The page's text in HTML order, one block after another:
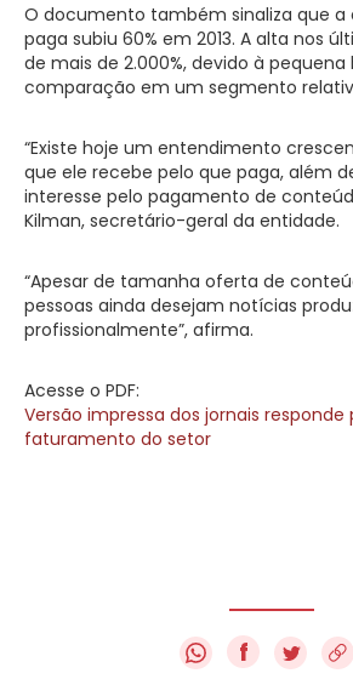
O documento também sinaliza que a
paga subiu 60% em 2013. A alta nos
de mais de 2.000%, devido à pequena
comparação em um segmento
“Existe hoje um entendimento
que ele recebe pelo que paga, além
interesse pelo pagamento de
Kilman, secretário-geral da entidade.
“Apesar de tamanha oferta de
pessoas ainda desejam notícias
profissionalmente”, afirma.
Acesse o PDF:
Versão impressa dos jornais responde
faturamento do setor
f